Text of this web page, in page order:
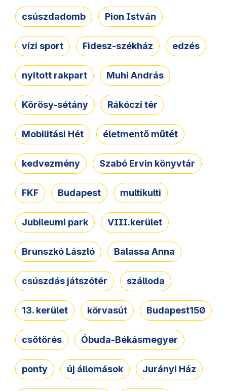
csúszdadomb Pion István
vízi sport Fidesz-székház edzés
nyitott rakpart Muhi András
Kőrösy-sétány Rákóczi tér
Mobilitási Hét életmentő műtét
kedvezmény Szabó Ervin könyvtár
FKF Budapest multikulti
Jubileumi park VIII.kerület
Brunszkó László Balassa Anna
csúszdás játszótér szálloda
13. kerület körvasút Budapest150
csőtörés Óbuda-Békásmegyer
ponty új állomások Jurányi Ház